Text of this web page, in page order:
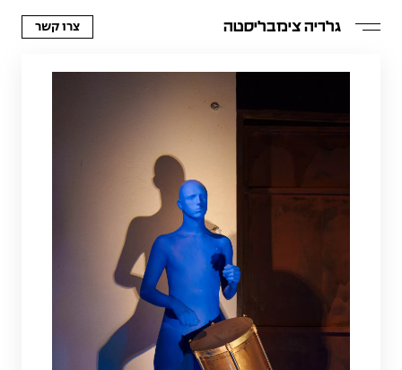
גלריה צימבליסטה צרו קשר